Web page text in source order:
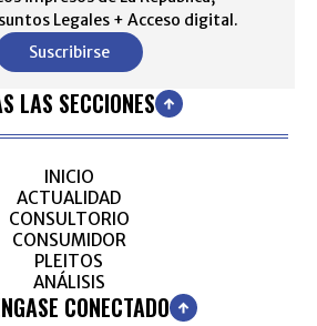
Legales + Acceso digital.
Suscribirse
LAS SECCIONES
INICIO
ACTUALIDAD
CONSULTORIO
CONSUMIDOR
PLEITOS
ANÁLISIS
CONECTADO